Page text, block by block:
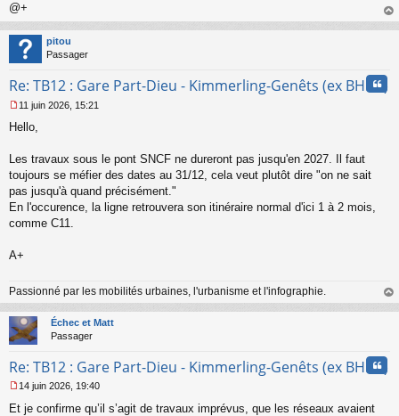
n
o
n
l
u
@+
au
pitou
Passager
Re: TB12 : Gare Part-Dieu - Kimmerling-Genêts (ex BHNS)
e
s
g
e
n
o
u
11 juin 2026, 15:21
Hello,
Les travaux sous le pont SNCF ne dureront pas jusqu'en 2027. Il faut
toujours se méfier des dates au 31/12, cela veut plutôt dire "on ne sait
pas jusqu'à quand précisément."
En l'occurence, la ligne retrouvera son itinéraire normal d'ici 1 à 2 mois,
comme C11.
A+
Passionné par les mobilités urbaines, l'urbanisme et l'infographie.
au
Échec et Matt
Passager
Re: TB12 : Gare Part-Dieu - Kimmerling-Genêts (ex BHNS)
e
14 juin 2026, 19:40
Et je confirme qu’il s’agit de travaux imprévus, que les réseaux avaient